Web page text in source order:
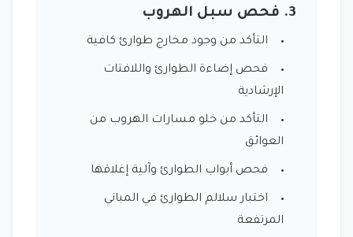
3. فحص سبل الهروب
التأكد من وجود مخارج طوارئ كافية
فحص إضاءة الطوارئ واللافتات
الإرشادية
التأكد من خلو مسارات الهروب من
العوائق
فحص أبواب الطوارئ وآلية إغلاقها
اختبار سلالم الطوارئ في المباني
المرتفعة